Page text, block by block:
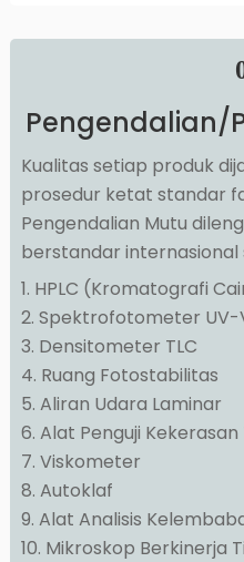
Pengendalian/
Kualitas setiap produk
prosedur ketat standar
Pengendalian Mutu
berstandar internasional
1. HPLC (Kromatografi
2. Spektrofotometer UV-
3. Densitometer TLC
4. Ruang Fotostabilitas
5. Aliran Udara Laminar
6. Alat Penguji
7. Viskometer
8. Autoklaf
9. Alat Analisis
10. Mikroskop Berkinerja